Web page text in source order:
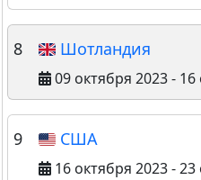
8 Шотландия
09 октября 2023 -
9 США
16 октября 2023 -